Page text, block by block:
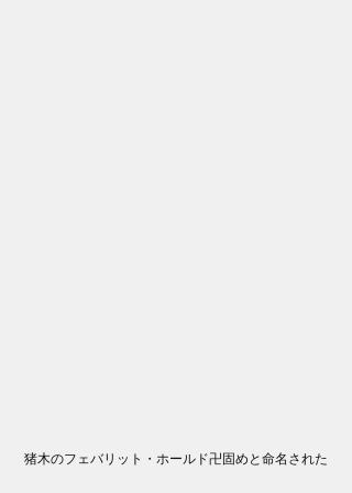
猪木のフェバリット・ホールド卍固めと命名された